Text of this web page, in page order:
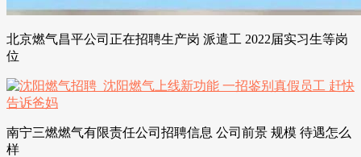
北京燃气昌平公司正在招聘生产岗 派遣工 2022届实习生等岗
位
南宁三燃燃气有限责任公司招聘信息 公司前景 规模 待遇怎么
样